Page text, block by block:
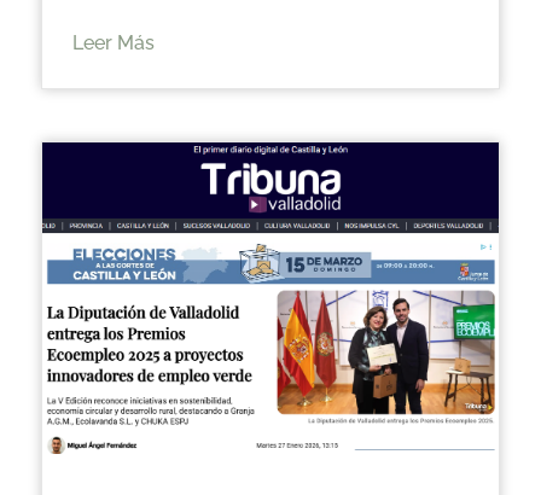
Leer Más